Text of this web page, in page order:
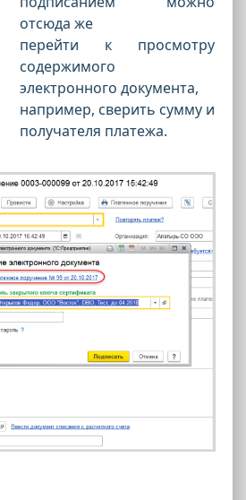
отсюда же
перейти к просмотру
содержимого
электронного документа,
например, сверить сумму и
получателя платежа.